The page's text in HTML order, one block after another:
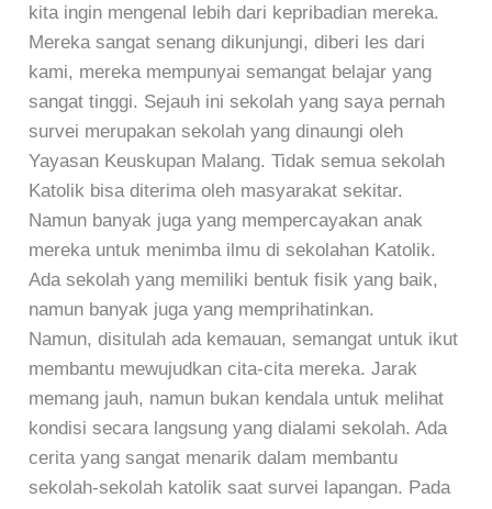
kita ingin mengenal lebih dari kepribadian mereka.
Mereka sangat senang dikunjungi, diberi les dari
kami, mereka mempunyai semangat belajar yang
sangat tinggi. Sejauh ini sekolah yang saya pernah
survei merupakan sekolah yang dinaungi oleh
Yayasan Keuskupan Malang. Tidak semua sekolah
Katolik bisa diterima oleh masyarakat sekitar.
Namun banyak juga yang mempercayakan anak
mereka untuk menimba ilmu di sekolahan Katolik.
Ada sekolah yang memiliki bentuk fisik yang baik,
namun banyak juga yang memprihatinkan.
Namun, disitulah ada kemauan, semangat untuk ikut
membantu mewujudkan cita-cita mereka. Jarak
memang jauh, namun bukan kendala untuk melihat
kondisi secara langsung yang dialami sekolah. Ada
cerita yang sangat menarik dalam membantu
sekolah-sekolah katolik saat survei lapangan. Pada